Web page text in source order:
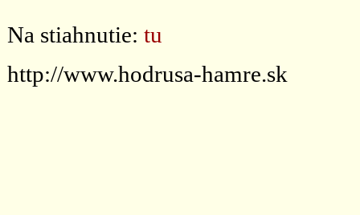
Na stiahnutie: tu
http://www.hodrusa-hamre.sk